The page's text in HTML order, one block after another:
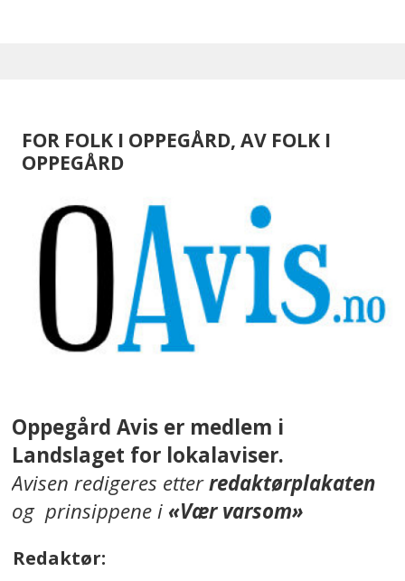
FOR FOLK I OPPEGÅRD, AV FOLK I
OPPEGÅRD
Oppegård Avis er medlem i
Landslaget for lokalaviser.
Avisen redigeres etterredaktørplakaten
og prinsippene i«Vær varsom»
Redaktør: